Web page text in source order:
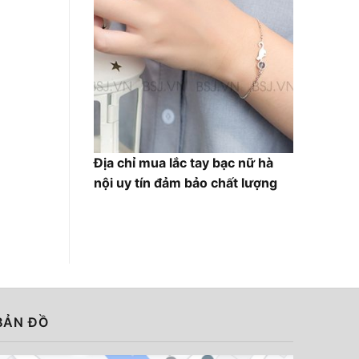
Địa chỉ mua lắc tay bạc nữ hà
nội uy tín đảm bảo chất lượng
ĐỒ